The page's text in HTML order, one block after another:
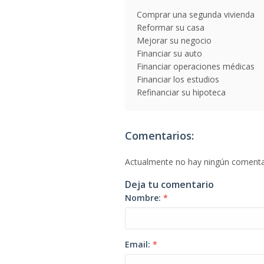
Comprar una segunda vivienda
Reformar su casa
Mejorar su negocio
Financiar su auto
Financiar operaciones médicas
Financiar los estudios
Refinanciar su hipoteca
Comentarios:
Actualmente no hay ningún
Deja tu comentario
Nombre: *
Email: *